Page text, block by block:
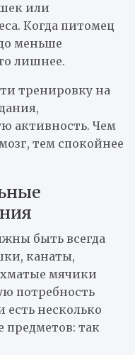
или
Когда питомец
меньше
лишнее.
тренировку на
активность. Чем
тем спокойнее
быть всегда
канаты,
мячики
потребность
есть несколько
предметов: так